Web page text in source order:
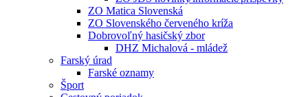
ZO Matica Slovenská
ZO Slovenského červeného kríža
Dobrovoľný hasičský zbor
DHZ Michalová - mládež
Farský úrad
Farské oznamy
Šport